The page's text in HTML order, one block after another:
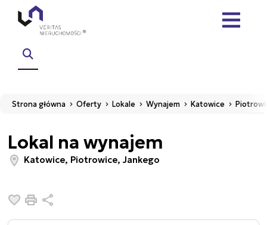
Strona główna Oferty Lokale Wynajem Katowice
Lokal na wynajem
Katowice, Piotrowice, Jankego
Dodaj do ulubionych
Drukuj